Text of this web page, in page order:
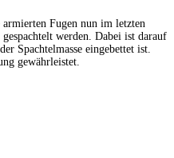
Fugen nun im letzten
werden. Dabei ist darauf
Spachtelmasse eingebettet ist.
gewährleistet.